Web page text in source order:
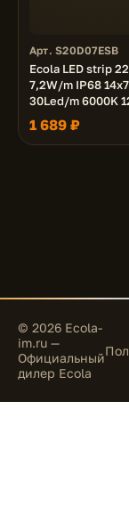
Арт. S20D07ESB
Ecola LED strip
7,2W/m IP68 14x7
30Led/m 6000K
360Lm/m лента
1 689 ₽
© 2026 Ecola-
im.ru —
Официальный
дилер Ecola